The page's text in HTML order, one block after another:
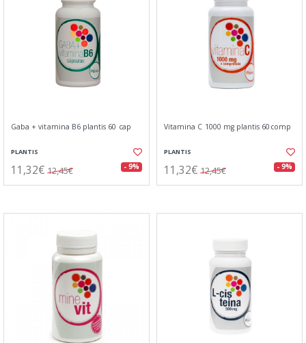
Gaba + vitamina B6 plantis 60 cap
PLANTIS
11,32€ 12,45€ - 9%
Vitamina C 1000 mg plantis 60comp
PLANTIS
11,32€ 12,45€ - 9%